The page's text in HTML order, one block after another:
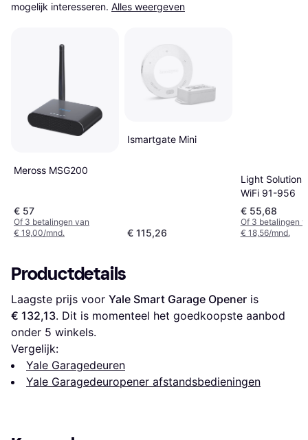
mogelijk interesseren. Alles weergeven
Meross MSG200
€ 57
Of 3 betalingen van
€ 19,00/mnd.
Ismartgate Mini
€ 115,26
Light
WiFi 91-956
€ 55,68
Of 3 betalingen
€ 18,56/mnd.
Productdetails
Laagste prijs voor Yale Smart Garage Opener
€ 132,13. Dit is momenteel het goedkoopste aanbod
onder 5 winkels.
Vergelijk:
Yale Garagedeuren
Yale Garagedeuropener afstandsbedieningen